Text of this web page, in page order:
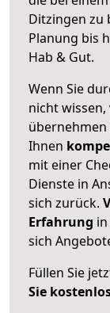
Ditzingen zu
Planung bis
Hab & Gut.
Wenn Sie
nicht wissen,
Ihnen
mit einer
Dienste in
sich zurück.
Erfahrung
sich
Füllen Sie
Sie